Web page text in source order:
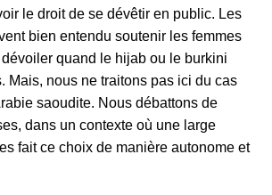
le droit de se dévêtir en public. Les
bien entendu soutenir les femmes
quand le hijab ou le burkini
Mais, nous ne traitons pas ici du cas
saoudite. Nous débattons de
dans un contexte où une large
fait ce choix de manière autonome et